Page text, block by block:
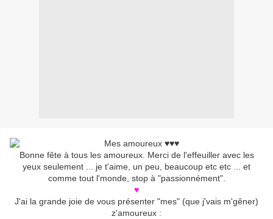
Bonne fête à tous les amoureux. Merci de l'effeuiller avec les
yeux seulement ... je t'aime, un peu, beaucoup etc etc ... et
comme tout l'monde, stop à "passionnément".
♥
J'ai la grande joie de vous présenter "mes" (que j'vais m'gêner)
z'amoureux :